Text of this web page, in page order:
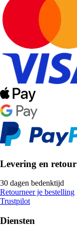
Levering en retour
30 dagen bedenktijd
Retourneer je bestelling
Trustpilot
Diensten